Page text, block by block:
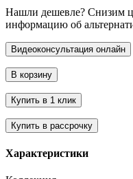
Нашли дешевле? Снизим
информацию об
Характеристики